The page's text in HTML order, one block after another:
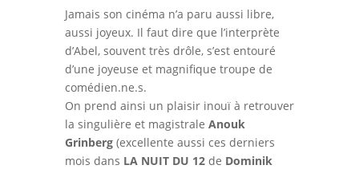
Jamais son cinéma n’a paru aussi libre,
aussi joyeux. Il faut dire que l’interprète
d’Abel, souvent très drôle, s’est entouré
d’une joyeuse et magnifique troupe de
comédien.ne.s.
On prend ainsi un plaisir inouï à retrouver
la singulière et magistrale Anouk
Grinberg(excellente aussi ces derniers
mois dans LA NUIT DU 12de Dominik